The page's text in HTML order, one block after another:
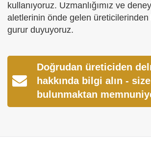
kullanıyoruz. Uzmanlığımız ve
aletlerinin önde gelen üreticilerinden
gurur duyuyoruz.
Doğrudan üreticiden
hakkında bilgi alın -
bulunmaktan